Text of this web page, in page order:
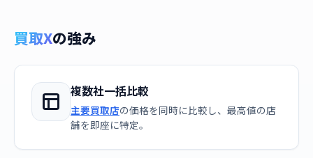
買取Xの強み
複数社一括比較
主要買取店の価格を同時に比較し、最高値の店
舗を即座に特定。